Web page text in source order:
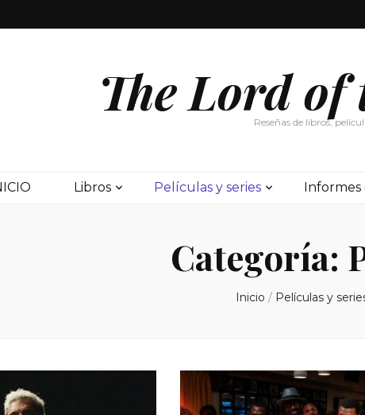
The Lord of
Reseñas de libros,
Libros Películas y series Informes
Categoría:
Inicio / Películas y